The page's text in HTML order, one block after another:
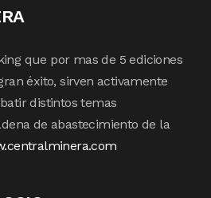
que por mas de 5 ediciones
éxito, sirven activamente
distintos temas
de abastecimiento de la